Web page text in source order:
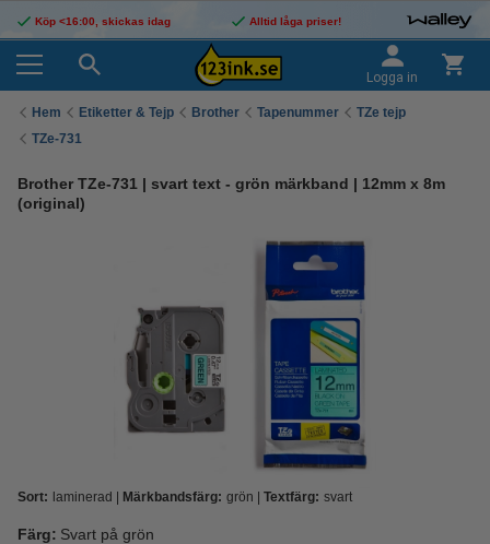
Köp <16:00, skickas idag Alltid låga priser!
Logga in
Hem Etiketter & Tejp Brother Tapenummer
TZe tejp
TZe-731
Brother TZe-731 | svart text - grön märkband | 12mm x 8m
(original)
Sort: laminerad Märkbandsfärg: grön Textfärg: svart
Färg: Svart på grön